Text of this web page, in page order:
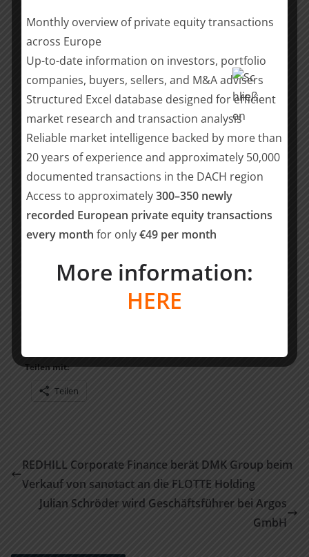
im Gesamten entspannt und Tech-M&A wieder Fahrt
aufnimmt.“
M&A-Report zu Digital Commerce kostenlos herunterladen
Die Reports des internationalen M&A-Beraters
Unternehmensinhaber, Verkäufer, Käufer und
Investoren im Technologie-Sektor bei Bewertungen
sowie bei der Planung eventueller eigener M&A- oder
Investitions-Aktivitäten. Hampleton Partners stellt
Interessenten seine Reports kostenlos zur Verfügung.
Der aktuelle „Digital Commerce M&A Report 1H2020“
kann unter folgendem Link kostenfrei heruntergeladen
werden
https://www.hampletonpartners.com/de/reports/digital
utm_source=pressemitteilung&utm_medium=mailing&u
Teilen mit:
Teilen
REDHILL Corporate Finance berät DMK Group beim
Verkauf von sanotact an die FLOTTE Holding
Julian Schröder wird Geschäftsführer bei Argos
GmbH
Monthly overview of private equity transactions
across Europe
Up-to-date information on investors, portfolio
companies, buyers, sellers, and M&A advisers
Structured Excel database designed for efficient
market research and transaction analysis
Reliable market intelligence backed by more than
20 years of experience and approximately 50,000
documented transactions in the DACH region
Access to approximately300–350 newly
recorded European private equity transactions
every month for only€49 per month
More information:
HERE